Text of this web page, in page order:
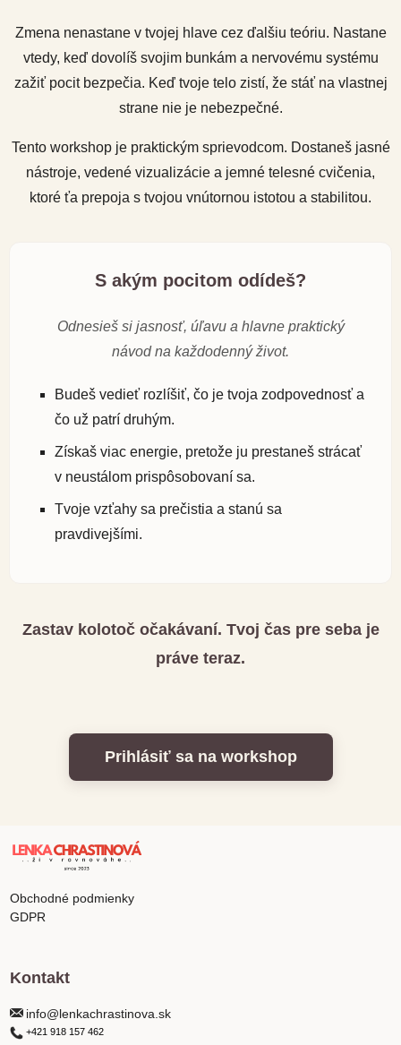
Zmena nenastane v tvojej hlave cez ďalšiu teóriu. Nastane
vtedy, keď dovolíš svojim bunkám a nervovému systému
zažiť pocit bezpečia. Keď tvoje telo zistí, že stáť na vlastnej
strane nie je nebezpečné.
Tento workshop je praktickým sprievodcom. Dostaneš jasné
nástroje, vedené vizualizácie a jemné telesné cvičenia,
ktoré ťa prepoja s tvojou vnútornou istotou a stabilitou.
S akým pocitom odídeš?
Odnesieš si jasnosť, úľavu a hlavne praktický
návod na každodenný život.
Budeš vedieť rozlíšiť, čo je tvoja zodpovednosť a
čo už patrí druhým.
Získaš viac energie, pretože ju prestaneš strácať
v neustálom prispôsobovaní sa.
Tvoje vzťahy sa prečistia a stanú sa
pravdivejšími.
Zastav kolotoč očakávaní. Tvoj čas pre seba je
práve teraz.
Prihlásiť sa na workshop
Obchodné podmienky
GDPR
Kontakt
info@lenkachrastinova.sk
+421 918 157 462